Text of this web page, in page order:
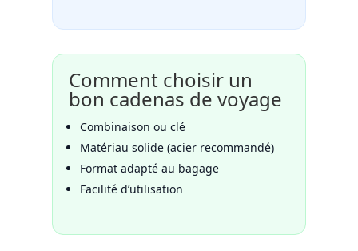
Comment choisir un
bon cadenas de voyage
Combinaison ou clé
Matériau solide (acier recommandé)
Format adapté au bagage
Facilité d’utilisation